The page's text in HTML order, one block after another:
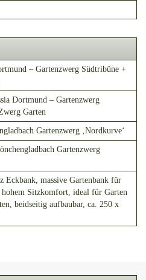
– Gartenzwerg Südtribüne +
Dortmund – Gartenzwerg
Garten
Gartenzwerg ‚Nordkurve‘
Gartenzwerg
Eckbank, massive Gartenbank für
Sitzkomfort, ideal für Garten
beidseitig aufbaubar, ca. 250 x